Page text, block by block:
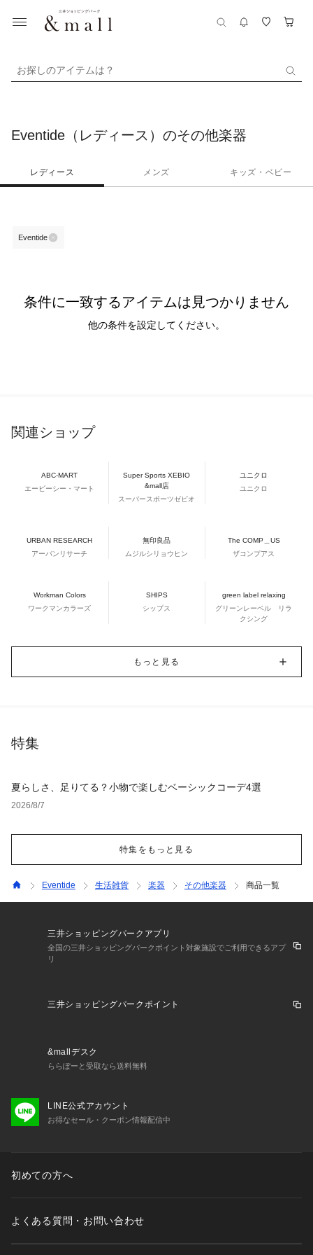
お探しのアイテムは？
Eventide（レディース）のその他楽器
レディース メンズ キッズ・ベビー
Eventide
条件に一致するアイテムは見つかりません
他の条件を設定してください。
関連ショップ
ABC-MART
エービーシー・マート
Super Sports XEBIO
&mall店
スーパースポーツゼビオ
ユニクロ
ユニクロ
URBAN RESEARCH
アーバンリサーチ
無印良品
ムジルシリョウヒン
The COMP＿US
ザコンプアス
Workman Colors
ワークマンカラーズ
SHIPS
シップス
green label relaxing
グリーンレーベル リラ
クシング
もっと見る
特集
夏らしさ、足りてる？小物で楽しむベーシックコーデ4選
2026/8/7
特集をもっと見る
Eventide 生活雑貨 楽器 その他楽器 商品一覧
三井ショッピングパークアプリ
全国の三井ショッピングパークポイント対象施設でご利用できるアプ
リ
三井ショッピングパークポイント
&mallデスク
ららぽーと受取なら送料無料
LINE公式アカウント
お得なセール・クーポン情報配信中
初めての方へ
よくある質問・お問い合わせ